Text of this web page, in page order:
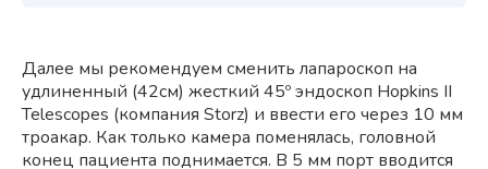
Далее мы рекомендуем сменить лапароскоп на
удлиненный (42см) жесткий 45º эндоскоп Hopkins II
Telescopes (компания Storz) и ввести его через 10 мм
троакар. Как только камера поменялась, головной
конец пациента поднимается. В 5 мм порт вводится